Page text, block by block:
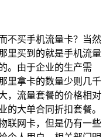
不买手机流量卡？当然
里买到的就是手机流量
。由于企业的生产需
里拿卡的数量少则几千
，流量套餐的价格相对
的大单合同折扣套餐。
联网卡，但是仍有一些